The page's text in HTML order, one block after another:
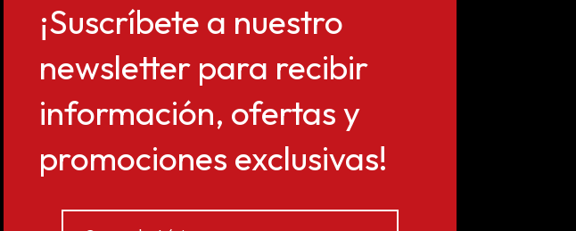
¡Suscríbete a nuestro
newsletter para recibir
información, ofertas y
promociones exclusivas!